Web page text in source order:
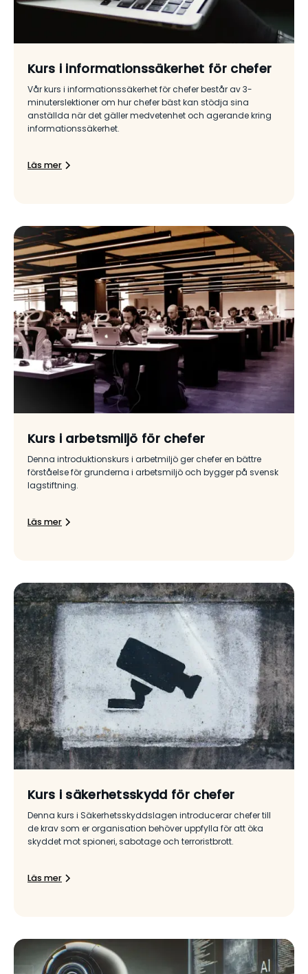
Kurs i informationssäkerhet för chefer
Vår kurs i informationssäkerhet för chefer består av 3-
minuterslektioner om hur chefer bäst kan stödja sina
anställda när det gäller medvetenhet och agerande kring
informationssäkerhet.
Läs mer
Kurs i arbetsmiljö för chefer
Denna introduktionskurs i arbetmiljö ger chefer en bättre
förståelse för grunderna i arbetsmiljö och bygger på svensk
lagstiftning.
Läs mer
Kurs i säkerhetsskydd för chefer
Denna kurs i Säkerhetsskyddslagen introducerar chefer till
de krav som er organisation behöver uppfylla för att öka
skyddet mot spioneri, sabotage och terroristbrott.
Läs mer